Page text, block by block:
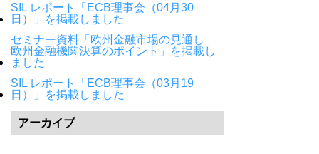
SIL レポート「ECB理事会（04月30
日）」を掲載しました
セミナー資料「欧州金融市場の見通し
欧州金融機関決算のポイント」を掲載し
ました
SIL レポート「ECB理事会（03月19
日）」を掲載しました
アーカイブ